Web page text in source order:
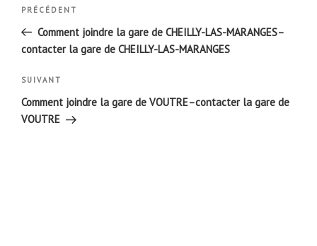
l’article
Article
précédent
PRÉCÉDENT
Comment joindre la gare de CHEILLY-LAS-MARANGES–
contacter la gare de CHEILLY-LAS-MARANGES
Article
suivant
SUIVANT
Comment joindre la gare de VOUTRE–contacter la gare de
VOUTRE